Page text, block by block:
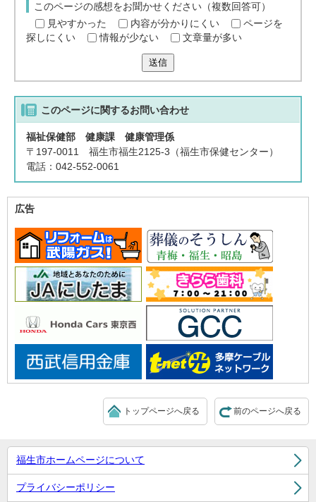
このページの感想をお聞かせください（複数回答可）
見やすかった
内容が分かりにくい
ページを
探しにくい
情報が少ない 文章量が多い
送信
このページに関するお問い合わせ
福祉保健部 健康課 健康管理係
〒197-0011 福生市福生2125-3（福生市保健センター）
電話：042-552-0061
広告
前のページへ戻る
トップページへ戻る
福生市ホームページについて
プライバシーポリシー